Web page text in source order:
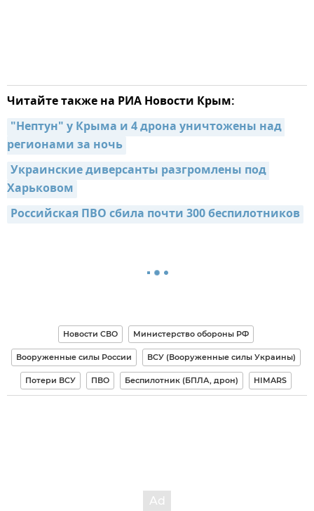
Читайте также на РИА Новости Крым:
"Нептун" у Крыма и 4 дрона уничтожены над
регионами за ночь
Украинские диверсанты разгромлены под
Харьковом
Российская ПВО сбила почти 300 беспилотников
Новости СВО Министерство обороны РФ
Вооруженные силы России ВСУ (Вооруженные силы Украины)
Потери ВСУ ПВО Беспилотник (БПЛА, дрон) HIMARS